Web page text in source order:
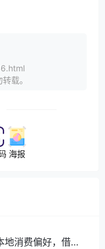
载。
海报
消费偏好，借力